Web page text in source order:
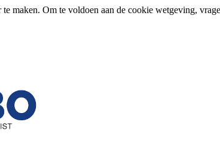
maken. Om te voldoen aan de cookie wetgeving,